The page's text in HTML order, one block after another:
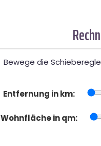
Bewege die
Entfernung in km:
Wohnfläche in qm: